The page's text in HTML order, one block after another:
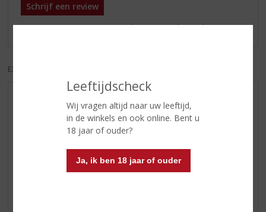
Leeftijdscheck
Wij vragen altijd naar uw leeftijd,
in de winkels en ook online. Bent u
18 jaar of ouder?
Ja, ik ben 18 jaar of ouder
Schrijf een review
Er zijn nog geen reviews geplaatst voor dit product
EXCL. BTW
AANBIEDINGEN
WIJN VAN DE MAAND
WHISKY VAN DE MAAND
BIER VAN DE MAAND